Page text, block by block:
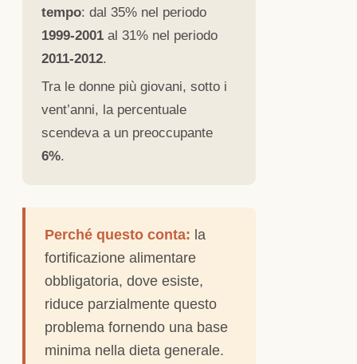
tempo: dal 35% nel periodo
1999-2001 al 31% nel periodo
2011-2012.
Tra le donne più giovani, sotto i
vent’anni, la percentuale
scendeva a un preoccupante
6%.
Perché questo conta: la
fortificazione alimentare
obbligatoria, dove esiste,
riduce parzialmente questo
problema fornendo una base
minima nella dieta generale.